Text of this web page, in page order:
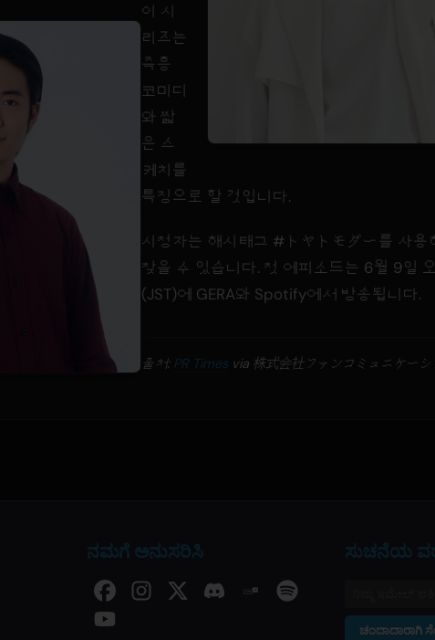
이 시
리즈는
즉흥
코미디
와 짧
은 스
케치를
특징으로 할 것입니다.
시청자는 해시태그 #トヤトモダー를 사용
찾을 수 있습니다. 첫 에피소드는 6월 9일
(JST)에 GERA와 Spotify에서 방송됩니다.
출처: PR Times via 株式会社ファンコミュニケーシ
ನಮಗೆ ಅನುಸರಿಸಿ ಸುಚನೆಯ
ಚಂದಾದಾರಾಗಿ